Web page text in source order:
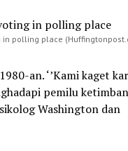
in polling place
an. ‘’Kami kaget
pemilu
Washington dan